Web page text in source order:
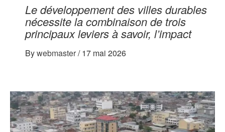
Le développement des villes durables
nécessite la combinaison de trois
principaux leviers à savoir, l’impact
Bywebmaster/ 17 mai 2026